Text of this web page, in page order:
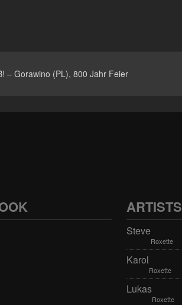
– Gorawino (PL), 800 Jahr Feier
ARTISTS
Steve
Roxette
Karol
Roxette
Lukas
Roxette